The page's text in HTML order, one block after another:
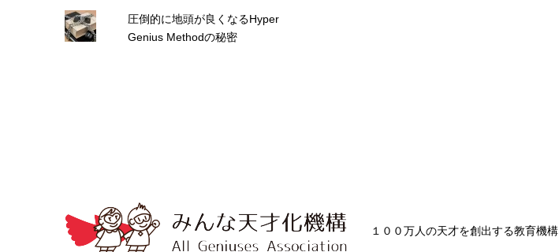
圧倒的に地頭が良くなるHyper
Genius Methodの秘密
１００万人の天才を創出する教育機構